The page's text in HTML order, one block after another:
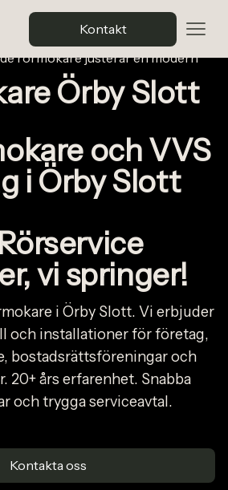
Kontakt
Örby Slott
och VVS
i Örby Slott
vi springer!
i Örby Slott. Vi erbjuder
och installationer för företag,
bostadsrättsföreningar och
20+ års erfarenhet. Snabba
och trygga serviceavtal.
Kontakta oss